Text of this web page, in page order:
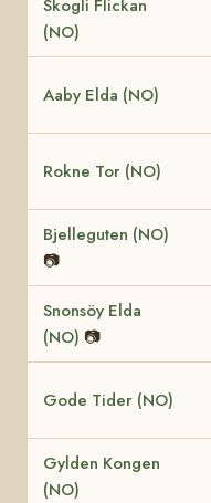
Skogli Flickan
(NO)
Aaby Elda (NO)
Rokne Tor (NO)
Bjelleguten (NO)
📷
Snonsöy Elda
(NO) 📷
Gode Tider (NO)
Gylden Kongen
(NO)